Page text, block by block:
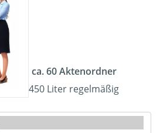
ca. 60 Aktenordner
450 Liter regelmäßig